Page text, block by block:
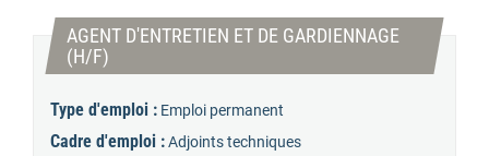
AGENT D'ENTRETIEN ET DE GARDIENNAGE
(H/F)
Type d'emploi : Emploi permanent
Cadre d'emploi :Adjoints techniques